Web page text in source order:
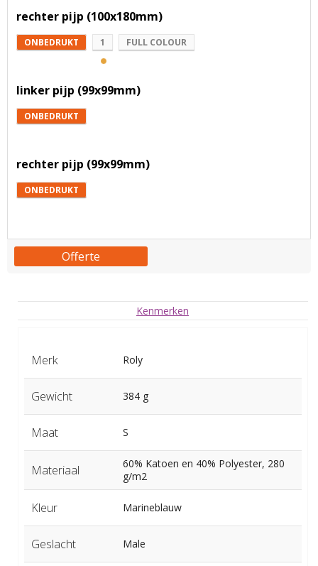
rechter pijp (100x180mm)
ONBEDRUKT 1 FULL COLOUR
linker pijp (99x99mm)
ONBEDRUKT
rechter pijp (99x99mm)
ONBEDRUKT
Offerte
Kenmerken
Merk Roly
Gewicht 384 g
Maat S
Materiaal
60% Katoen en 40% Polyester, 280
g/m2
Kleur Marineblauw
Geslacht Male